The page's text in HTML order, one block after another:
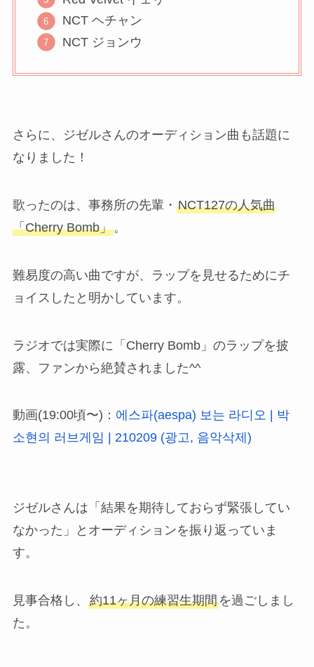
NCT ヘチャン
NCT ジョンウ
さらに、ジゼルさんのオーディション曲も話題に
なりました！
歌ったのは、事務所の先輩・ NCT127の人気曲
「Cherry Bomb」。
難易度の高い曲ですが、ラップを見せるためにチ
ョイスしたと明かしています。
ラジオでは実際に「Cherry Bomb」のラップを披
露、ファンから絶賛されました^^
動画(19:00頃〜)： 에스파(aespa) 보는 라디오 | 박
소현의 러브게임 | 210209 (광고, 음악삭제)
ジゼルさんは「結果を期待しておらず緊張してい
なかった」とオーディションを振り返っていま
す。
見事合格し、 約11ヶ月の練習生期間を過ごしまし
た。